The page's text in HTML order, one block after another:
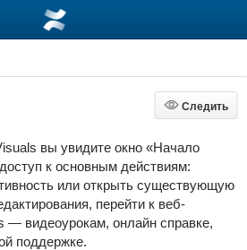
Следить
Следить
вы увидите окно «Начало
к основным действиям:
или открыть существующую
перейти к веб-
— видеоурокам, онлайн справке,
поддержке.